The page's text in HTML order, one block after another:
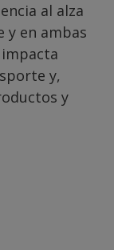
al alza
y en ambas
y,
y